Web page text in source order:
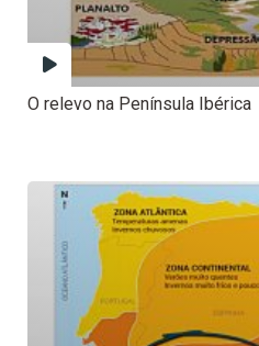
O relevo na Península Ibérica